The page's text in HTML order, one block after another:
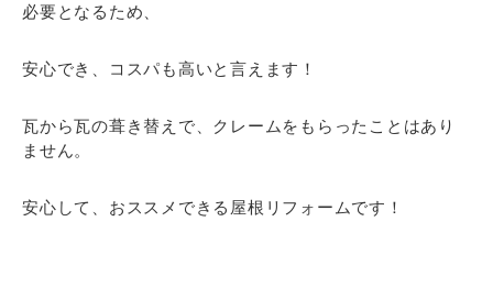
必要となるため、
安心でき、コスパも高いと言えます！
瓦から瓦の葺き替えで、クレームをもらったことはあり
ません。
安心して、おススメできる屋根リフォームです！